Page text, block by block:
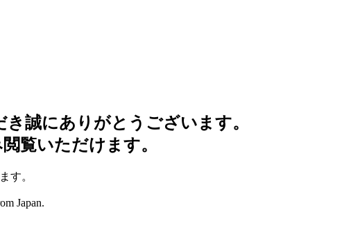
誠にありがとうございます。
覧いただけます。
す。
Japan.